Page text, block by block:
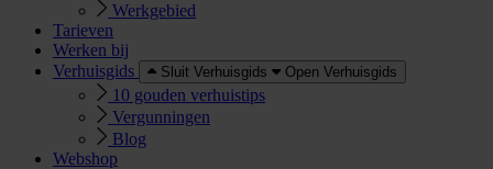
Werkgebied
Tarieven
Werken bij
Verhuisgids
Sluit Verhuisgids Open Verhuisgids
10 gouden verhuistips
Vergunningen
Blog
Webshop